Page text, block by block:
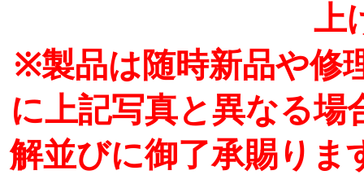
上
※製品は随時新品や修
に上記写真と異なる
解並びに御了承賜りま